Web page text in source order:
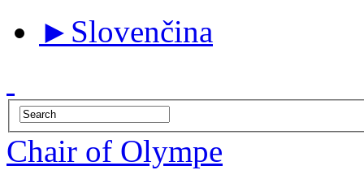
► Slovenčina
Chair of Olympe